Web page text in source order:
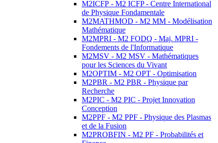
M2ICFP - M2 ICFP - Centre International
de Physique Fondamentale
M2MATHMOD - M2 MM - Modélisation
Mathématique
M2MPRI - M2 FODQ - Maj. MPRI -
Fondements de l'Informatique
M2MSV - M2 MSV - Mathématiques
pour les Sciences du Vivant
M2OPTIM - M2 OPT - Optimisation
M2PBR - M2 PBR - Physique par
Recherche
M2PIC - M2 PIC - Projet Innovation
Conception
M2PPF - M2 PPF - Physique des Plasmas
et de la Fusion
M2PROBFIN - M2 PF - Probabilités et